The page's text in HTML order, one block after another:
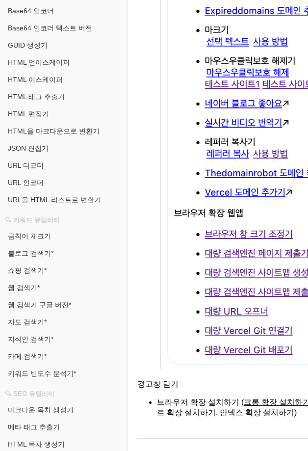
Base64 인코더
Base64 인코더 텍스트 버전
GUID 생성기
HTML 언이스케이퍼
HTML 이스케이퍼
HTML 태그 추출기
HTML 편집기
HTML을 마크다운으로 변환기
JSON 편집기
URL 디코더
URL 인코더
URL을 HTML 리스트로 변환기
🔍 키워드 유틸리티
금칙어 체크기
블로그 검색기*
쇼핑 검색기*
웹 검색기*
웹 검색기 구글 버전*
지도 검색기*
지식인 검색기*
카페 검색기*
키워드 빈도수 분석기*
🔍 SEO 유틸리티
마크다운 목차 생성기
메타 태그 추출기
HTML 목차 생성기
경고창 닫기
브라우저 확장 설치하기 (크롬 확장 설치하기
르 확장 설치하기, 얀덱스 확장 설치하기)